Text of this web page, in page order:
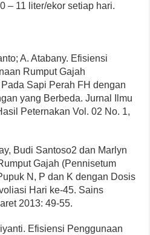
– 11 liter/ekor setiap hari.
A. Atabany. Efisiensi
Rumput Gajah
Sapi Perah FH dengan
yang Berbeda. Jurnal Ilmu
Peternakan Vol. 02 No. 1,
Budi Santoso2 dan Marlyn
Gajah (Pennisetum
N, P dan K dengan Dosis
Hari ke-45. Sains
2013: 49-55.
Efisiensi Penggunaan